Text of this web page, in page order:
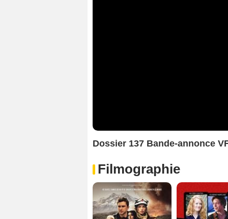
Dossier 137 Bande-annonce
Filmographie